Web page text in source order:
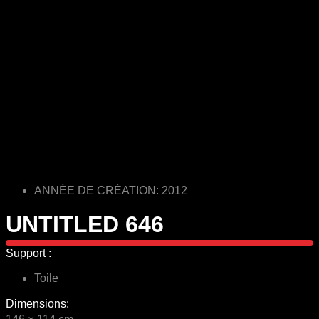
ANNÉE DE CRÉATION: 2012
UNTITLED 646
Support :
Toile
Dimensions: